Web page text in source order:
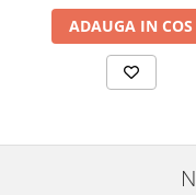
ADAUGA IN COS